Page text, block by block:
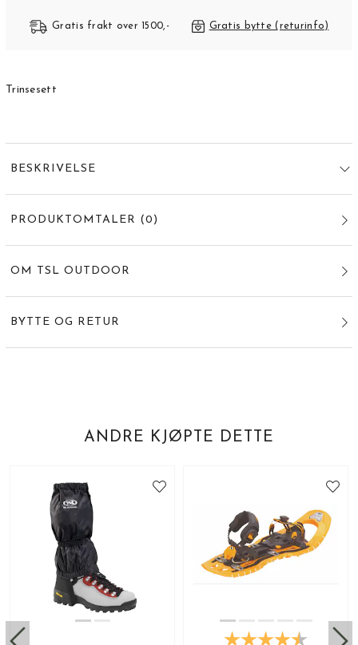
Gratis frakt over 1500,- Gratis bytte (returinfo)
Trinsesett
BESKRIVELSE
PRODUKTOMTALER (0 )
OM TSL OUTDOOR
BYTTE OG RETUR
ANDRE KJØPTE DETTE